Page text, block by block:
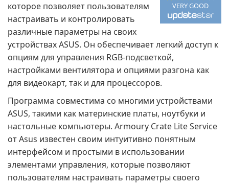
VERY GOOD
которое позволяет пользователям
настраивать и контролировать
различные параметры на своих
устройствах ASUS. Он обеспечивает легкий доступ к
опциям для управления RGB-подсветкой,
настройками вентилятора и опциями разгона как
для видеокарт, так и для процессоров.
Программа совместима со многими устройствами
ASUS, такими как материнские платы, ноутбуки и
настольные компьютеры. Armoury Crate Lite Service
от Asus известен своим интуитивно понятным
интерфейсом и простыми в использовании
элементами управления, которые позволяют
пользователям настраивать параметры своего